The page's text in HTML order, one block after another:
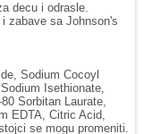
decu i odrasle.
zabave sa Johnson's
Sodium Cocoyl
Isethionate,
Sorbitan Laurate,
EDTA, Citric Acid,
se mogu promeniti.